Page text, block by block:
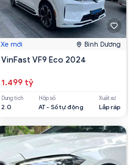
Xe mới Bình Dương
VinFast VF9 Eco 2024
1.499 tỷ
Dung tích
2.0
Hộp số
AT - Số tự động
Xuất xứ
Lắp ráp